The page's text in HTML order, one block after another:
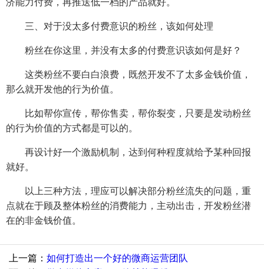
三、对于没太多付费意识的粉丝，该如何处理
粉丝在你这里，并没有太多的付费意识该如何是好？
这类粉丝不要白白浪费，既然开发不了太多金钱价值，
那么就开发他的行为价值。
比如帮你宣传，帮你售卖，帮你裂变，只要是发动粉丝
的行为价值的方式都是可以的。
再设计好一个激励机制，达到何种程度就给予某种回报
就好。
以上三种方法，理应可以解决部分粉丝流失的问题，重
点就在于顾及整体粉丝的消费能力，主动出击，开发粉丝潜
在的非金钱价值。
上一篇： 如何打造出一个好的微商运营团队